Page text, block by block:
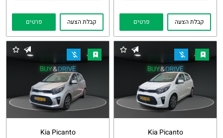
קבלת הצעה פרטים קבלת הצעה פרטים
Kia Picanto
Kia Picanto